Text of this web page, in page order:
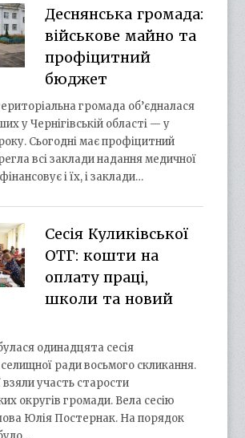
Деснянська громада:
військове майно та
профіцитний
бюджет
громада об’єдналася
у Чернігівській області — у
Сьогодні має профіцитний
всі заклади надання медичної
і їх, і заклади…
Сесія Куликівської
ОТГ: кошти на
оплату праці,
школи та новий
одинадцята сесія
селищної ради восьмого скликання.
взяли участь старости
округів громади. Вела сесію
Юлія Постернак. На порядок